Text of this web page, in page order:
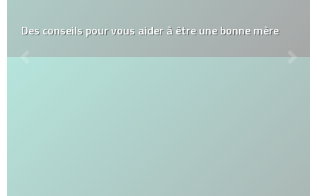
Des conseils pour vous aider à être une bonne mère